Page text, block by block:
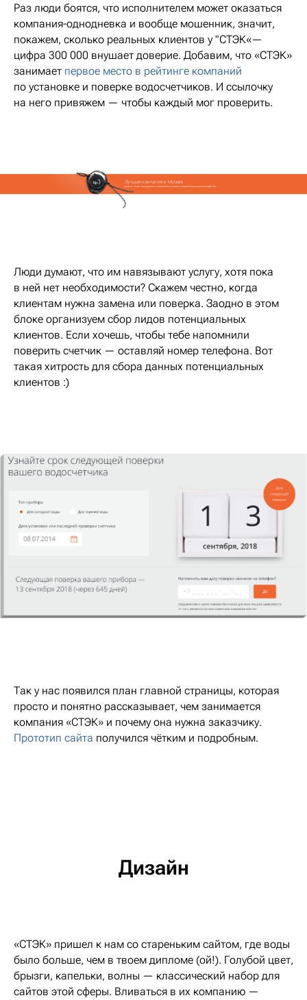
Раз люди боятся, что исполнителем может оказаться
компания-однодневка и вообще мошенник, значит,
покажем, сколько реальных клиентов у "СТЭК«—
цифра 300 000 внушает доверие. Добавим, что «СТЭК»
занимает первое место в рейтинге компаний
по установке и поверке водосчетчиков. И ссылочку
на него привяжем — чтобы каждый мог проверить.
Люди думают, что им навязывают услугу, хотя пока
в ней нет необходимости? Скажем честно, когда
клиентам нужна замена или поверка. Заодно в этом
блоке организуем сбор лидов потенциальных
клиентов. Если хочешь, чтобы тебе напомнили
поверить счетчик — оставляй номер телефона. Вот
такая хитрость для сбора данных потенциальных
клиентов :)
Так у нас появился план главной страницы, которая
просто и понятно рассказывает, чем занимается
компания «СТЭК» и почему она нужна заказчику.
Прототип сайта получился чётким и подробным.
Дизайн
«СТЭК» пришел к нам со стареньким сайтом, где воды
было больше, чем в твоем дипломе (ой!). Голубой цвет,
брызги, капельки, волны — классический набор для
сайтов этой сферы. Вливаться в их компанию —